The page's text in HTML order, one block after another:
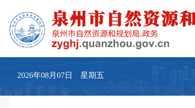
2026年08月07日 星期五